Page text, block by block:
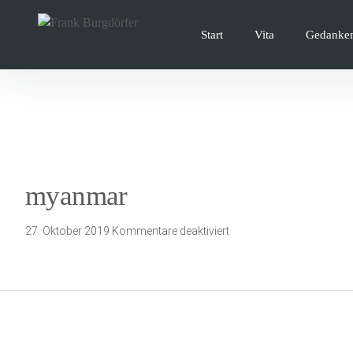
überspringen
Start Vita
myanmar
27. Oktober 2019 Kommentare deaktiviertfür